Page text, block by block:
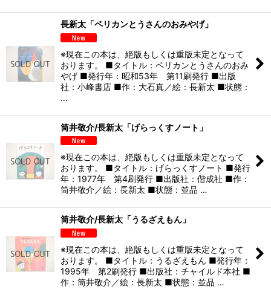
長新太「ペリカンとうさんのおみやげ」
※現在この本は、絶版もしくは重版未定となって
おります。 ■タイトル：ペリカンとうさんのおみ
やげ ■発行年：昭和53年 第11刷発行 ■出版
社：小峰書店 ■作：大石真／絵：長新太 ■状態：
…
筒井敬介/長新太「げらっくすノート」
※現在この本は、絶版もしくは重版未定となって
おります。 ■タイトル：げらっくすノート ■発行
年：1977年 第4刷発行 ■出版社：偕成社 ■作：
筒井敬介／絵：長新太 ■状態：並品 …
筒井敬介/長新太「うるざえもん」
※現在この本は、絶版もしくは重版未定となって
おります。 ■タイトル：うるざえもん ■発行年：
1995年 第2刷発行 ■出版社：チャイルド本社 ■
作：筒井敬介／絵：長新太 ■状態：並品 …